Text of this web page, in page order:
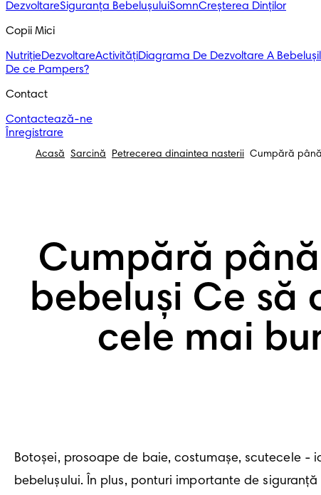
DezvoltareSiguranța BebelușuluiSomnCreșterea Dinților
Copii Mici
NutrițieDezvoltareActivitățiDiagrama De Dezvoltare A
De ce Pampers?
Contact
Contactează-ne
Înregistrare
Acasă Sarcină Petrecerea dinaintea nasterii Cumpără
Cumpără
bebeluși Ce să
cele mai
Botoșei, prosoape de baie, costumașe, scutecele
bebelușului. În plus, ponturi importante de